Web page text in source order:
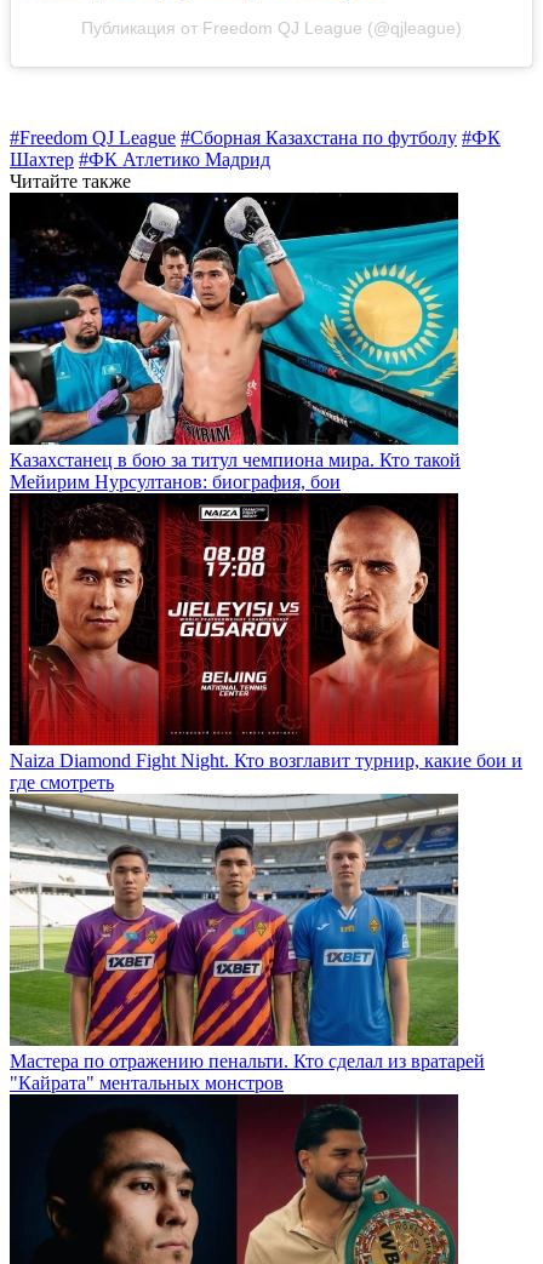
Публикация от Freedom QJ League (@qjleague)
#Freedom QJ League #Сборная Казахстана по футболу #ФК
Шахтер #ФК Атлетико Мадрид
Читайте также
Казахстанец в бою за титул чемпиона мира. Кто такой
Мейирим Нурсултанов: биография, бои
Naiza Diamond Fight Night. Кто возглавит турнир, какие бои и
где смотреть
Мастера по отражению пенальти. Кто сделал из вратарей
"Кайрата" ментальных монстров